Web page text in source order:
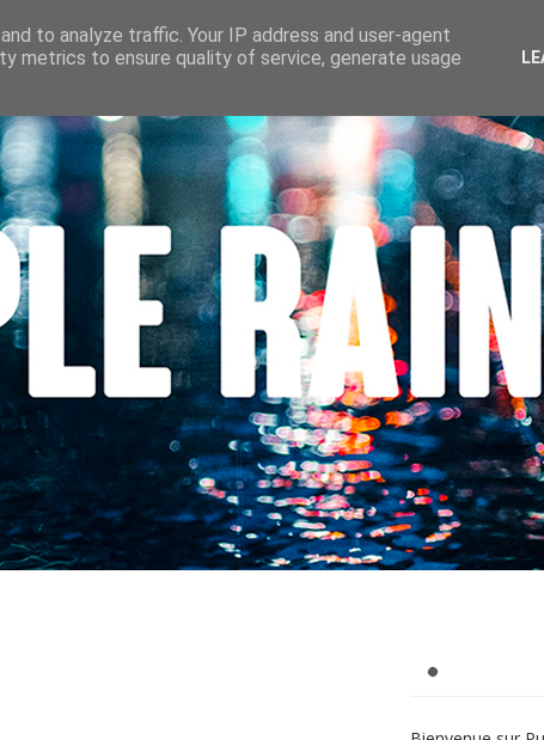
DU POLAR BEAUTÉ CONTACT
to analyze traffic. Your IP address and user-agent
metrics to ensure quality of service, generate usage